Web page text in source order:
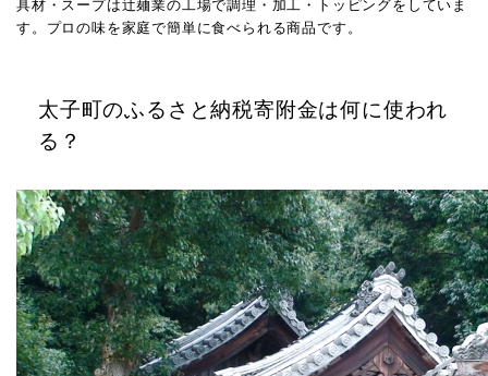
具材・スープは辻麺業の工場で調理・加工・トッピングをしていま
す。 プロの味を家庭で簡単に食べられる商品です。
太子町のふるさと納税寄附金は何に使われ
る？